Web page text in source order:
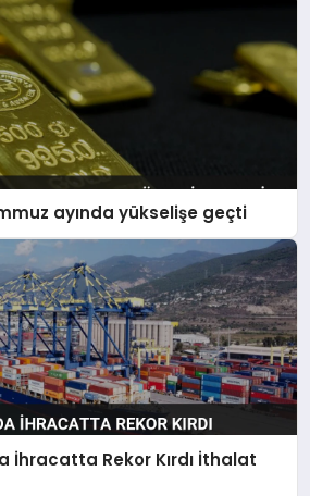
ayında yükselişe geçti
İhracatta Rekor Kırdı İthalat